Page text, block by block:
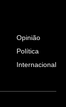
Opinião
Política
Internacional